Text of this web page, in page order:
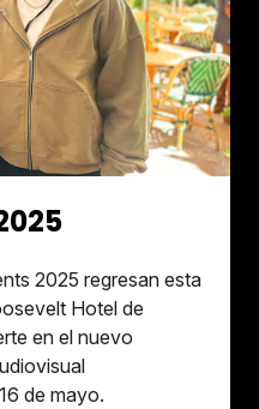
2025 regresan esta
Hotel de
en el nuevo
de mayo.